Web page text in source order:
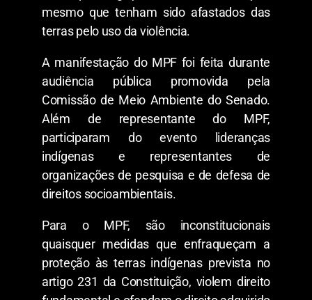
mesmo que tenham sido afastados das
terras pelo uso da violência.
A manifestação do MPF foi feita durante
audiência pública promovida pela
Comissão de Meio Ambiente do Senado.
Além de representante do MPF,
participaram do evento lideranças
indígenas e representantes de
organizações de pesquisa e de defesa de
direitos socioambientais.
Para o MPF, são inconstitucionais
quaisquer medidas que enfraqueçam a
proteção às terras indígenas prevista no
artigo 231 da Constituição, violem direito